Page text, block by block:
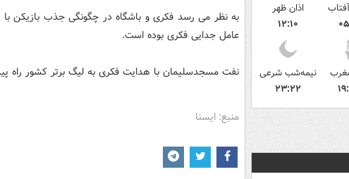
اذان ظهر
۱۲:۱۰
نیمه‌شب شرعی
۲۳:۲۲
به نظر می رسد فکری و باشگاه در چگونگی جذب بازیکن
عامل جدایی فکری بوده است.
نفت مسجدسلیمان با هدایت فکری به لیگ برتر کشور راه
منبع: ایسنا